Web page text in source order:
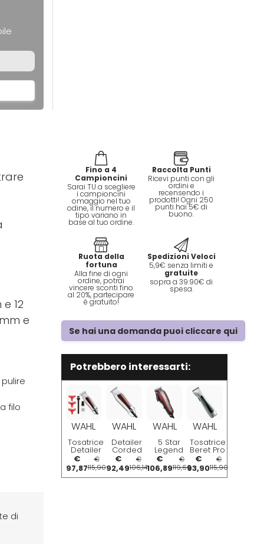
12
e
filo
di
Fino a 4
Campioncini
Sarai TU a scegliere
i campioncini
omaggio nel tuo
odine, il numero e il
tipo variano in
base al tuo ordine.
Raccolta Punti
Ricevi punti con gli
ordini e
recensendo i
prodotti! Ogni 250
punti hai 5€ di
buono.
Ruota della
fortuna
Alla fine di ogni
ordine, potrai
vincere sconti fino
al 20%, partecipare
è gratuito!
Spedizioni Veloci
5,9€ senza limiti e
gratuite
sopra a 39.90€ di
spesa.
Se hai una domanda puoi cliccare qui
Potrebbero interessarti:
WAHL
Tosatrice
Detailer
T-Wide
€
97,87
€
115,90
WAHL
Detailer
Corded
Trimmer
Tagliacapelli
Professionale
Per
€
92,49
€
106,14
WAHL
5 Star
Legend
Corded
Clipper
€
106,89
€
119,60
WAHL
Tosatrice
Beret Pro
Lithium
€
93,90
€
115,90